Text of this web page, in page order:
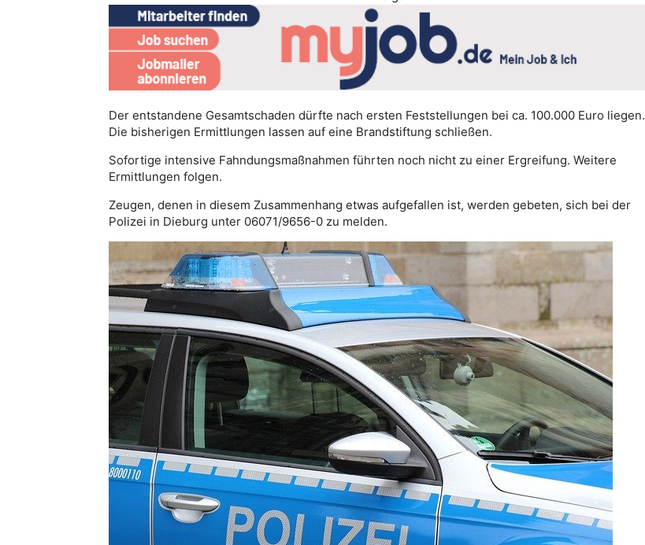
Der entstandene Gesamtschaden dürfte nach ersten Feststellungen bei ca. 100.000 Euro liegen.
Die bisherigen Ermittlungen lassen auf eine Brandstiftung schließen.
Sofortige intensive Fahndungsmaßnahmen führten noch nicht zu einer Ergreifung. Weitere
Ermittlungen folgen.
Zeugen, denen in diesem Zusammenhang etwas aufgefallen ist, werden gebeten, sich bei der
Polizei in Dieburg unter 06071/9656-0 zu melden.